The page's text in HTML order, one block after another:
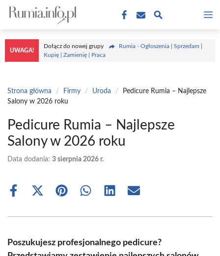
Przejdź
treści
UWAGA!
Dołącz do nowej grupy
Rumia - Ogłoszenia | Sprzedam |
Kupię | Zamienię | Praca
Strona główna / Firmy / Uroda /
Pedicure Rumia – Najlepsze
Salony w 2026 roku
Pedicure Rumia – Najlepsze
Salony w 2026 roku
Data dodania: 3 sierpnia 2026 r.
Share
Share
(Twitter)
Share Share Share Share
Poszukujesz profesjonalnego pedicure?